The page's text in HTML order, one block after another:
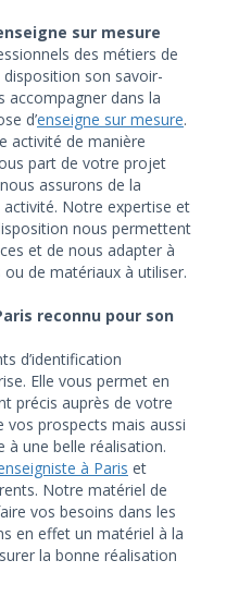
sur mesure
des métiers de
son savoir-
accompagner dans la
d’enseigne sur mesure.
activité de manière
part de votre projet
assurons de la
Notre expertise et
nous permettent
et de nous adapter à
de matériaux à utiliser.
reconnu pour son
d’identification
Elle vous permet en
précis auprès de votre
vos prospects mais aussi
à une belle réalisation.
à Paris et
Notre matériel de
vos besoins dans les
en effet un matériel à la
la bonne réalisation